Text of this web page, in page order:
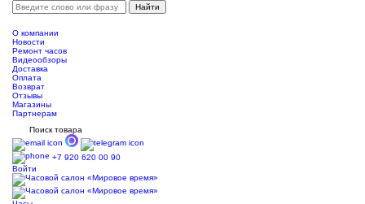
О компании
Новости
Ремонт часов
Видеообзоры
Доставка
Оплата
Возврат
Отзывы
Магазины
Партнерам
Поиск товара
+7 920 620 00 90
Войти